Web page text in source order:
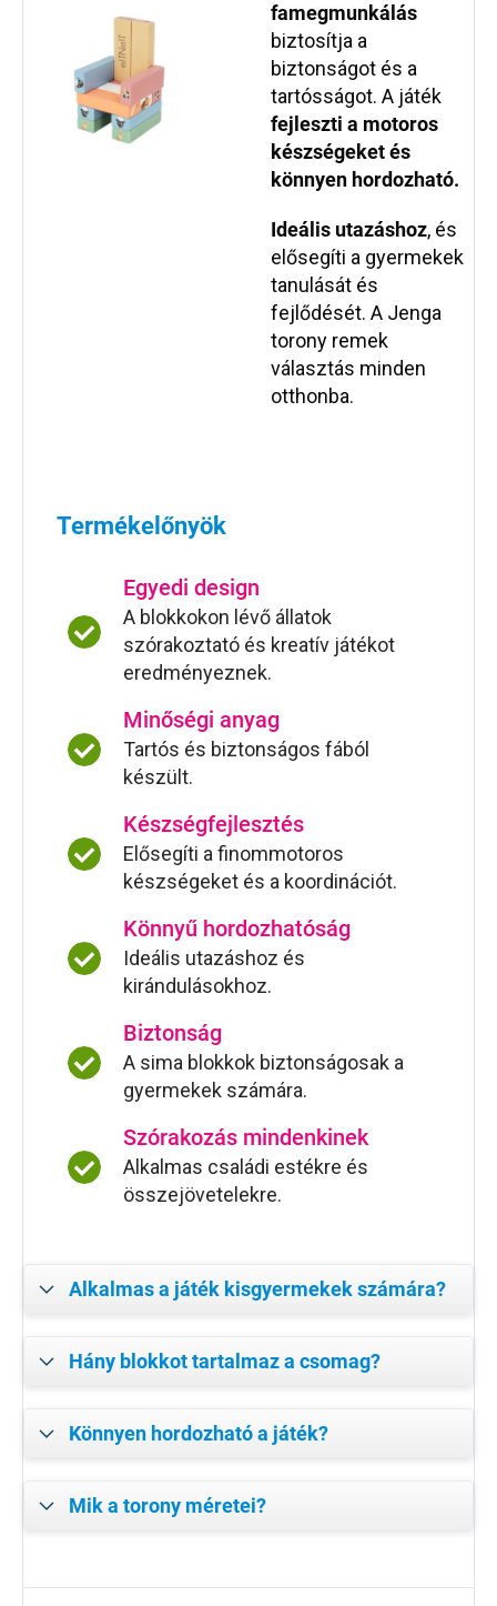
famegmunkálás
biztosítja a
biztonságot és a
tartósságot. A játék
fejleszti a motoros
készségeket és
könnyen hordozható.
Ideális utazáshoz, és
elősegíti a gyermekek
tanulását és
fejlődését. A Jenga
torony remek
választás minden
otthonba.
Termékelőnyök
Egyedi design
A blokkokon lévő állatok
szórakoztató és kreatív játékot
eredményeznek.
Minőségi anyag
Tartós és biztonságos fából
készült.
Készségfejlesztés
Elősegíti a finommotoros
készségeket és a koordinációt.
Könnyű hordozhatóság
Ideális utazáshoz és
kirándulásokhoz.
Biztonság
A sima blokkok biztonságosak a
gyermekek számára.
Szórakozás mindenkinek
Alkalmas családi estékre és
összejövetelekre.
Alkalmas a játék kisgyermekek számára?
Hány blokkot tartalmaz a csomag?
Könnyen hordozható a játék?
Mik a torony méretei?